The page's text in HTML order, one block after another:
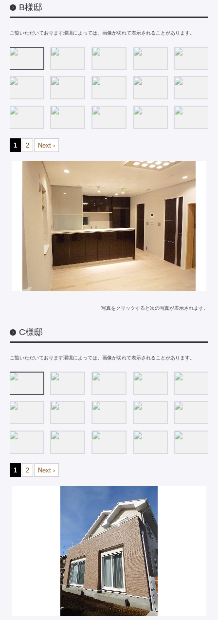
B様邸
ご覧いただいております環境によっては、画像が切れて表示されることがあります。
1 2 Next ›
写真をクリックすると次の写真が表示されます。
C様邸
ご覧いただいております環境によっては、画像が切れて表示されることがあります。
1 2 Next ›